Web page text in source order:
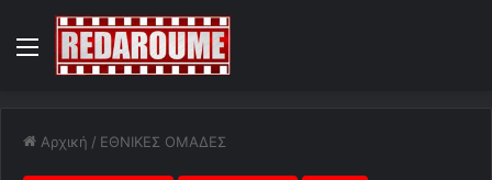
Menu
Αρχική / ΕΘΝΙΚΕΣ ΟΜΑΔΕΣ